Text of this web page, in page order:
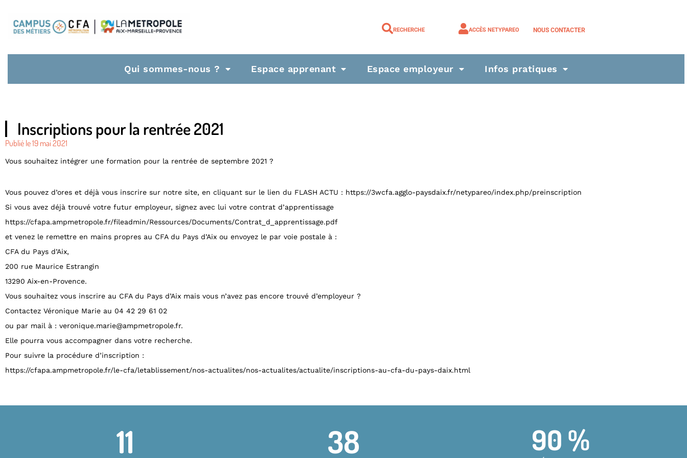
RECHERCHE ACCÈS NETYPAREO NOUS CONTACTER
Qui sommes-nous ? Espace apprenant Espace employeur Infos pratiques
Inscriptions pour la rentrée 2021
Publié le19 mai 2021
Vous souhaitez intégrer une formation pour la rentrée de septembre 2021 ?
Vous pouvez d’ores et déjà vous inscrire sur notre site, en cliquant sur le lien du FLASH ACTU : https://3wcfa.agglo-paysdaix.fr/netypareo/index.php/preinscription
Si vous avez déjà trouvé votre futur employeur, signez avec lui votre contrat d’apprentissage
https://cfapa.ampmetropole.fr/fileadmin/Ressources/Documents/Contrat_d_apprentissage.pdf
et venez le remettre en mains propres au CFA du Pays d’Aix ou envoyez le par voie postale à :
CFA du Pays d’Aix,
200 rue Maurice Estrangin
13290 Aix-en-Provence.
Vous souhaitez vous inscrire au CFA du Pays d’Aix mais vous n’avez pas encore trouvé d’employeur ?
Contactez Véronique Marie au 04 42 29 61 02
ou par mail à : veronique.marie@ampmetropole.fr.
Elle pourra vous accompagner dans votre recherche.
Pour suivre la procédure d’inscription :
https://cfapa.ampmetropole.fr/le-cfa/letablissement/nos-actualites/nos-actualites/actualite/inscriptions-au-cfa-du-pays-daix.html
11 38 90 %